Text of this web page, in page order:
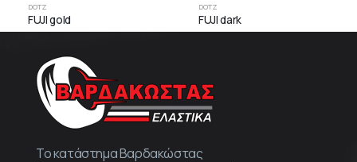
DOTZ
FUJI gold
DOTZ
FUJI dark
Το κατάστημα Βαρδακώστας